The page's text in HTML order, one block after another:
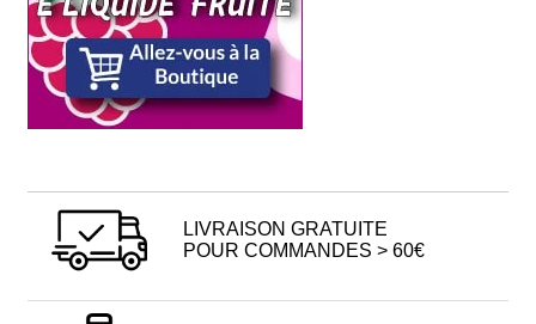
LIVRAISON GRATUITE
POUR COMMANDES > 60€